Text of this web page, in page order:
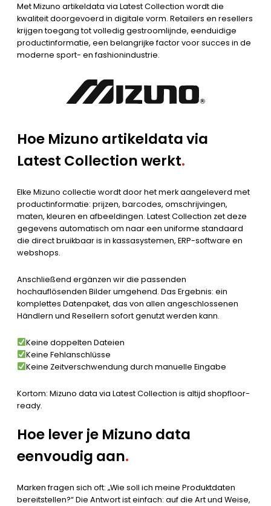
Met Mizuno artikeldata via Latest Collection wordt die
kwaliteit doorgevoerd in digitale vorm. Retailers en resellers
krijgen toegang tot volledig gestroomlijnde, eenduidige
productinformatie, een belangrijke factor voor succes in de
moderne sport- en fashionindustrie.
Hoe Mizuno artikeldata via
Latest Collection werkt.
Elke Mizuno collectie wordt door het merk aangeleverd met
productinformatie: prijzen, barcodes, omschrijvingen,
maten, kleuren en afbeeldingen. Latest Collection zet deze
gegevens automatisch om naar een uniforme standaard
die direct bruikbaar is in kassasystemen, ERP-software en
webshops.
Anschließend ergänzen wir die passenden
hochauflösenden Bilder umgehend. Das Ergebnis: ein
komplettes Datenpaket, das von allen angeschlossenen
Händlern und Resellern sofort genutzt werden kann.
Keine doppelten Dateien
Keine Fehlanschlüsse
Keine Zeitverschwendung durch manuelle Eingabe
Kortom: Mizuno data via Latest Collection is altijd shopfloor-
ready.
Hoe lever je Mizuno data
eenvoudig aan.
Marken fragen sich oft: „Wie soll ich meine Produktdaten
bereitstellen?“ Die Antwort ist einfach: auf die Art und Weise,